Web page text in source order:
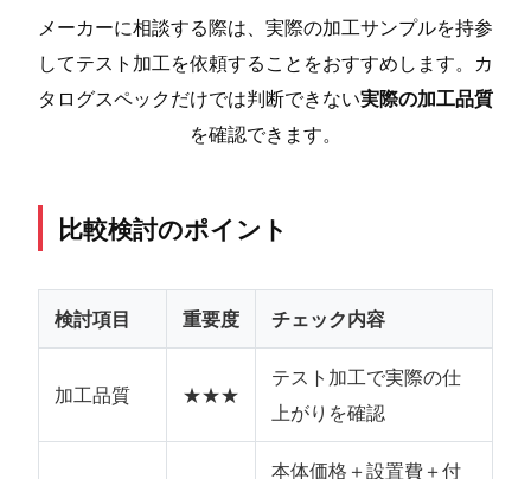
メーカーに相談する際は、実際の加工サンプルを持参
してテスト加工を依頼することをおすすめします。カ
タログスペックだけでは判断できない実際の加工品質
を確認できます。
比較検討のポイント
検討項目 重要度 チェック内容
加工品質 ★★★
テスト加工で実際の仕
上がりを確認
本体価格＋設置費＋付